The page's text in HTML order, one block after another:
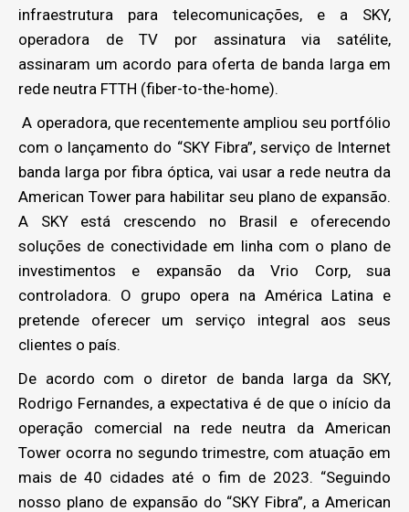
infraestrutura para telecomunicações, e a SKY,
operadora de TV por assinatura via satélite,
assinaram um acordo para oferta de banda larga em
rede neutra FTTH (fiber-to-the-home).
A operadora, que recentemente ampliou seu portfólio
com o lançamento do “SKY Fibra”, serviço de Internet
banda larga por fibra óptica, vai usar a rede neutra da
American Tower para habilitar seu plano de expansão.
A SKY está crescendo no Brasil e oferecendo
soluções de conectividade em linha com o plano de
investimentos e expansão da Vrio Corp, sua
controladora. O grupo opera na América Latina e
pretende oferecer um serviço integral aos seus
clientes o país.
De acordo com o diretor de banda larga da SKY,
Rodrigo Fernandes, a expectativa é de que o início da
operação comercial na rede neutra da American
Tower ocorra no segundo trimestre, com atuação em
mais de 40 cidades até o fim de 2023. “Seguindo
nosso plano de expansão do “SKY Fibra”, a American